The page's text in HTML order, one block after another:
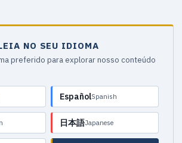
NO SEU IDIOMA
preferido para explorar nosso conteúdo
EspañolSpanish
日本語Japanese